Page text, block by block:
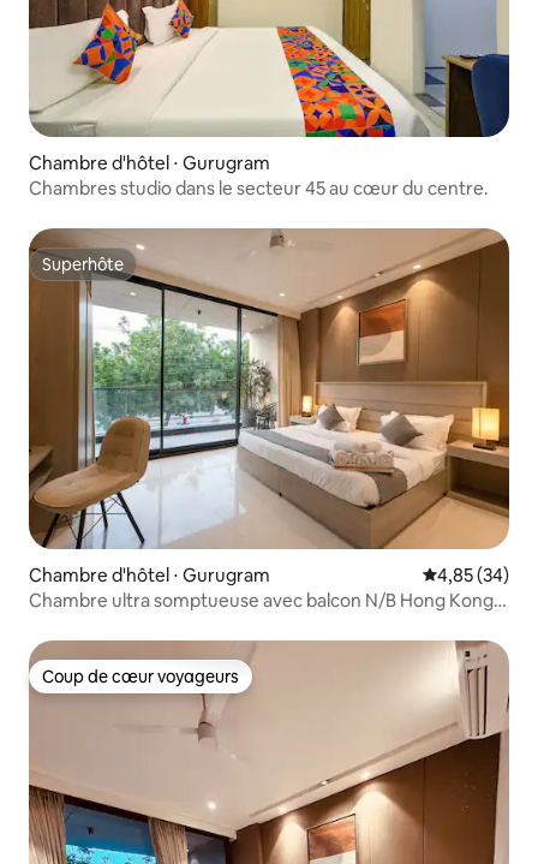
Chambre d'hôtel ⋅ Gurugram
Chambres studio dans le secteur 45 au cœur du centre.
Superhôte
Superhôte
Chambre d'hôtel ⋅ Gurugram Évaluation
4,85 (34)
Chambre ultra somptueuse avec balcon N/B Hong Kong
Coup de cœur voyageurs
Coup de cœur voyageurs